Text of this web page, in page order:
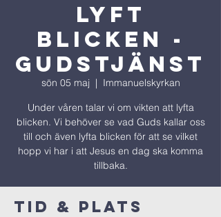
Lyft
Blicken -
Gudstjänst
sön 05 maj
  |
Immanuelskyrkan
Under våren talar vi om vikten att lyfta
blicken. Vi behöver se vad Guds kallar oss
till och även lyfta blicken för att se vilket
hopp vi har i att Jesus en dag ska komma
tillbaka.
Tid & Plats